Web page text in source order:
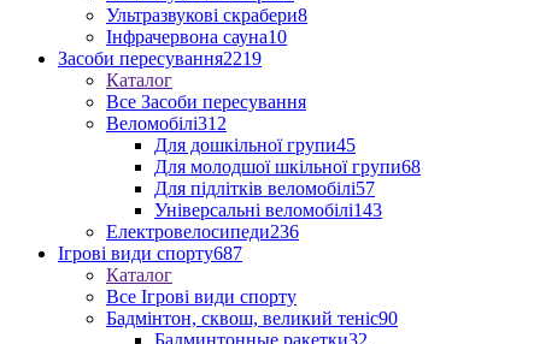
Ультразвукові скрабери8
Інфрачервона сауна10
Засоби пересування2219
Каталог
Все Засоби пересування
Веломобілі312
Для дошкільної групи45
Для молодшої шкільної групи68
Для підлітків веломобілі57
Універсальні веломобілі143
Електровелосипеди236
Ігрові види спорту687
Каталог
Все Ігрові види спорту
Бадмінтон, сквош, великий теніс90
Бадминтонные ракетки32